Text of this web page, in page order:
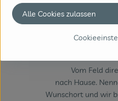
Vom Feld
nach Hause.
Wunschort und wir
Alle Cookies zulassen